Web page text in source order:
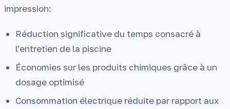
impression:
Réduction significative du temps consacré à
l'entretien de la piscine
Économies sur les produits chimiques grâce à un
dosage optimisé
Consommation électrique réduite par rapport aux